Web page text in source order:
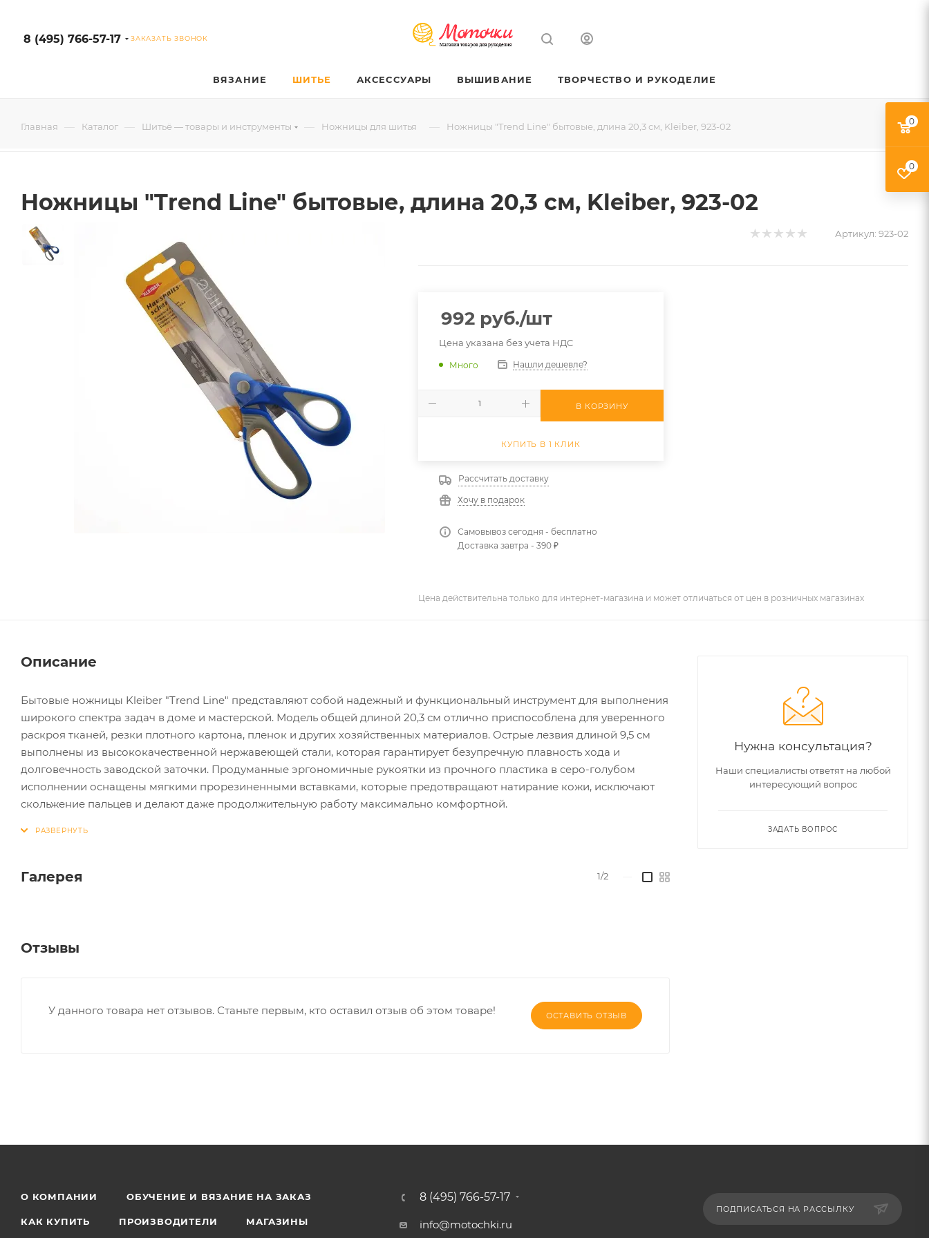
8 (495) 766-57-17 ЗАКАЗАТЬ ЗВОНОК
ВЯЗАНИЕ ШИТЬЕ АКСЕССУАРЫ ВЫШИВАНИЕ ТВОРЧЕСТВО И РУКОДЕЛИЕ
Главная — Каталог — Шитьё — товары и инструменты — Ножницы для шитья — Ножницы "Trend Line" бытовые, длина 20,3 см, Kleiber, 923-02
Ножницы "Trend Line" бытовые, длина 20,3 см, Kleiber, 923-02
Артикул: 923-02
992 руб./шт
Цена указана без учета НДС
Много Нашли дешевле?
В КОРЗИНУ
КУПИТЬ В 1 КЛИК
Рассчитать доставку
Хочу в подарок
Самовывоз сегодня - бесплатно
Доставка завтра - 390 ₽
Цена действительна только для интернет-магазина и может отличаться от цен в розничных магазинах
Описание
Бытовые ножницы Kleiber "Trend Line" представляют собой надежный и функциональный инструмент для выполнения
широкого спектра задач в доме и мастерской. Модель общей длиной 20,3 см отлично приспособлена для уверенного
раскроя тканей, резки плотного картона, пленок и других хозяйственных материалов. Острые лезвия длиной 9,5 см
выполнены из высококачественной нержавеющей стали, которая гарантирует безупречную плавность хода и
долговечность заводской заточки. Продуманные эргономичные рукоятки из прочного пластика в серо-голубом
исполнении оснащены мягкими прорезиненными вставками, которые предотвращают натирание кожи, исключают
скольжение пальцев и делают даже продолжительную работу максимально комфортной.
Галерея 1/2
Отзывы
ОСТАВИТЬ ОТЗЫВ
У данного товара нет отзывов. Станьте первым, кто оставил отзыв об этом товаре!
Нужна консультация?
Наши специалисты ответят на любой
интересующий вопрос
ЗАДАТЬ ВОПРОС
О КОМПАНИИ ОБУЧЕНИЕ И ВЯЗАНИЕ НА ЗАКАЗ
КАК КУПИТЬ ПРОИЗВОДИТЕЛИ МАГАЗИНЫ
8 (495) 766-57-17
info@motochki.ru
ПОДПИСАТЬСЯ НА РАССЫЛКУ
0
0